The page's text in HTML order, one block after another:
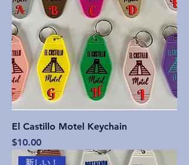
El Castillo Motel Keychain
価格
$10.00
新しい！